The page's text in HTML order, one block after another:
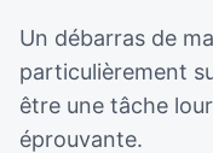
Un débarras de
particulièrement
être une tâche
éprouvante.